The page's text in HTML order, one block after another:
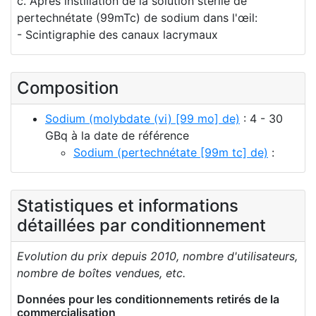
pertechnétate (99mTc) de sodium dans l'œil:
- Scintigraphie des canaux lacrymaux
Composition
Sodium (molybdate (vi) [99 mo] de) : 4 - 30
GBq à la date de référence
Sodium (pertechnétate [99m tc] de) :
Statistiques et informations
détaillées par conditionnement
Evolution du prix depuis 2010, nombre d'utilisateurs,
nombre de boîtes vendues, etc.
Données pour les conditionnements retirés de la
commercialisation